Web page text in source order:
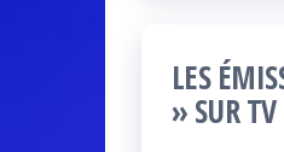
LES
» SUR